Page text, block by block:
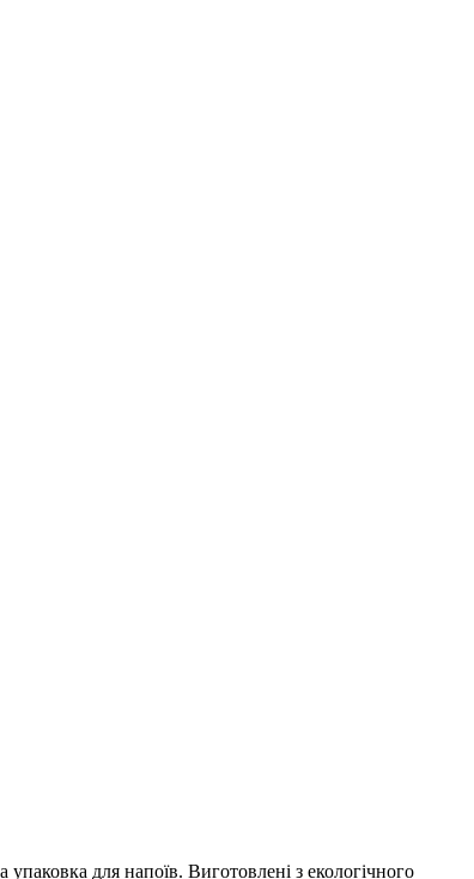
для напоїв. Виготовлені з екологічного